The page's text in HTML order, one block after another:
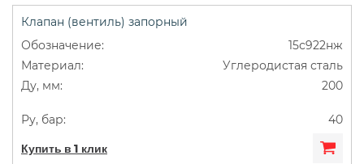
Клапан (вентиль) запорный
15с922нж
Углеродистая сталь
200
40
Купить в 1 клик